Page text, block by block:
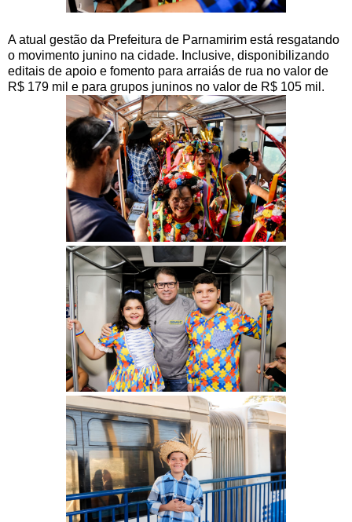
A atual gestão da Prefeitura de Parnamirim está resgatando
o movimento junino na cidade. Inclusive, disponibilizando
editais de apoio e fomento para arraiás de rua no valor de
R$ 179 mil e para grupos juninos no valor de R$ 105 mil.